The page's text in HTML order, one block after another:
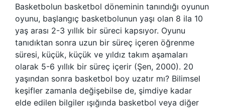
Basketbolun basketbol döneminin tanındığı oyunun
oyunu, başlangıç ​​basketbolunun yaşı olan 8 ila 10
yaş arası 2-3 yıllık bir süreci kapsıyor. Oyunu
tanıdıktan sonra uzun bir süreç içeren öğrenme
süresi, küçük, küçük ve yıldız takım aşamaları
olarak 5-6 yıllık bir süreç içerir (Şen, 2000). 20
yaşından sonra basketbol boy uzatır mı? Bilimsel
keşifler zamanla değişebilse de, şimdiye kadar
elde edilen bilgiler ışığında basketbol veya diğer